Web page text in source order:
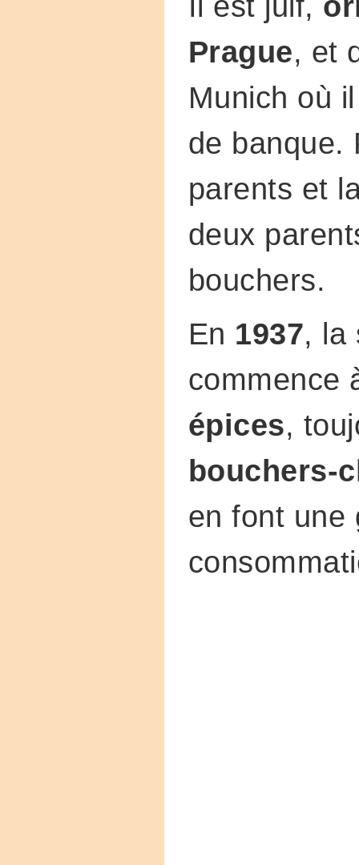
Prague, et
Munich où
de banque.
parents et
deux
bouchers.
En 1937, la
commence
épices,
bouchers-
en font une